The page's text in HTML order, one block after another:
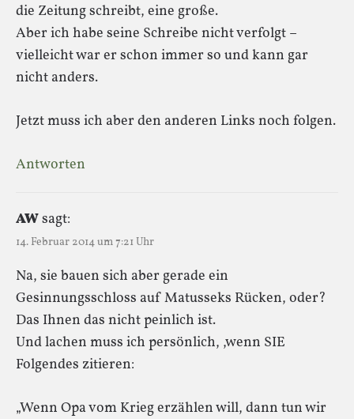
die Zeitung schreibt, eine große.
Aber ich habe seine Schreibe nicht verfolgt –
vielleicht war er schon immer so und kann gar
nicht anders.
Jetzt muss ich aber den anderen Links noch folgen.
Antworten
AWsagt:
14. Februar 2014 um 7:21 Uhr
Na, sie bauen sich aber gerade ein
Gesinnungsschloss auf Matusseks Rücken, oder?
Das Ihnen das nicht peinlich ist.
Und lachen muss ich persönlich, ,wenn SIE
Folgendes zitieren:
„Wenn Opa vom Krieg erzählen will, dann tun wir